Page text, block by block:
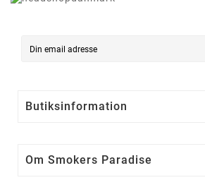
Butiksinformation
Om Smokers Paradise